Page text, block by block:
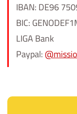
IBAN: DE96
BIC:
LIGA Bank
Paypal: